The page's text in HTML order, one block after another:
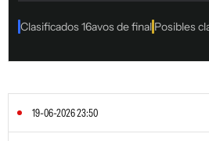
19-06-2026 23:50